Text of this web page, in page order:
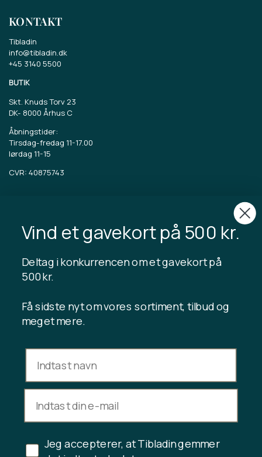
KONTAKT
Tibladin
info@tibladin.dk
+45 3140 5500
BUTIK
Skt. Knuds Torv 23
DK- 8000 Århus C
Åbningstider:
Tirsdag-fredag 11-17.00
lørdag 11-15
CVR: 40875743
Om Tibladin
Blog
Tilmeld kundeklub
Kontakt os
INFORMATION
Privatlivspolitik
Copyright © 2024 Tibladin – Alle rettigheder forbeholdes
Vind et gavekort på 500 kr.
Deltag i konkurrencen om et gavekort på
500 kr.
Få sidste nyt om vores sortiment, tilbud og
meget mere.
Jeg accepterer, at Tibladin gemmer